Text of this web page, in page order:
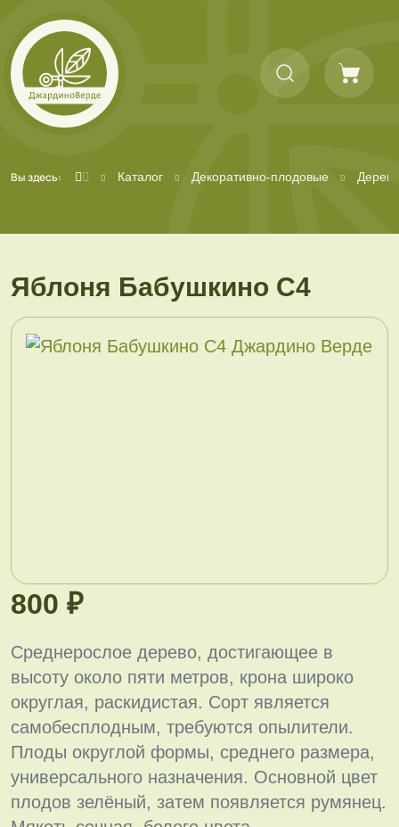
Вы здесь: Каталог Декоративно-плодовые
Яблоня Бабушкино С4
800 ₽
Среднерослое дерево, достигающее в
высоту около пяти метров, крона широко
округлая, раскидистая. Сорт является
самобесплодным, требуются опылители.
Плоды округлой формы, среднего размера,
универсального назначения. Основной цвет
плодов зелёный, затем появляется румянец.